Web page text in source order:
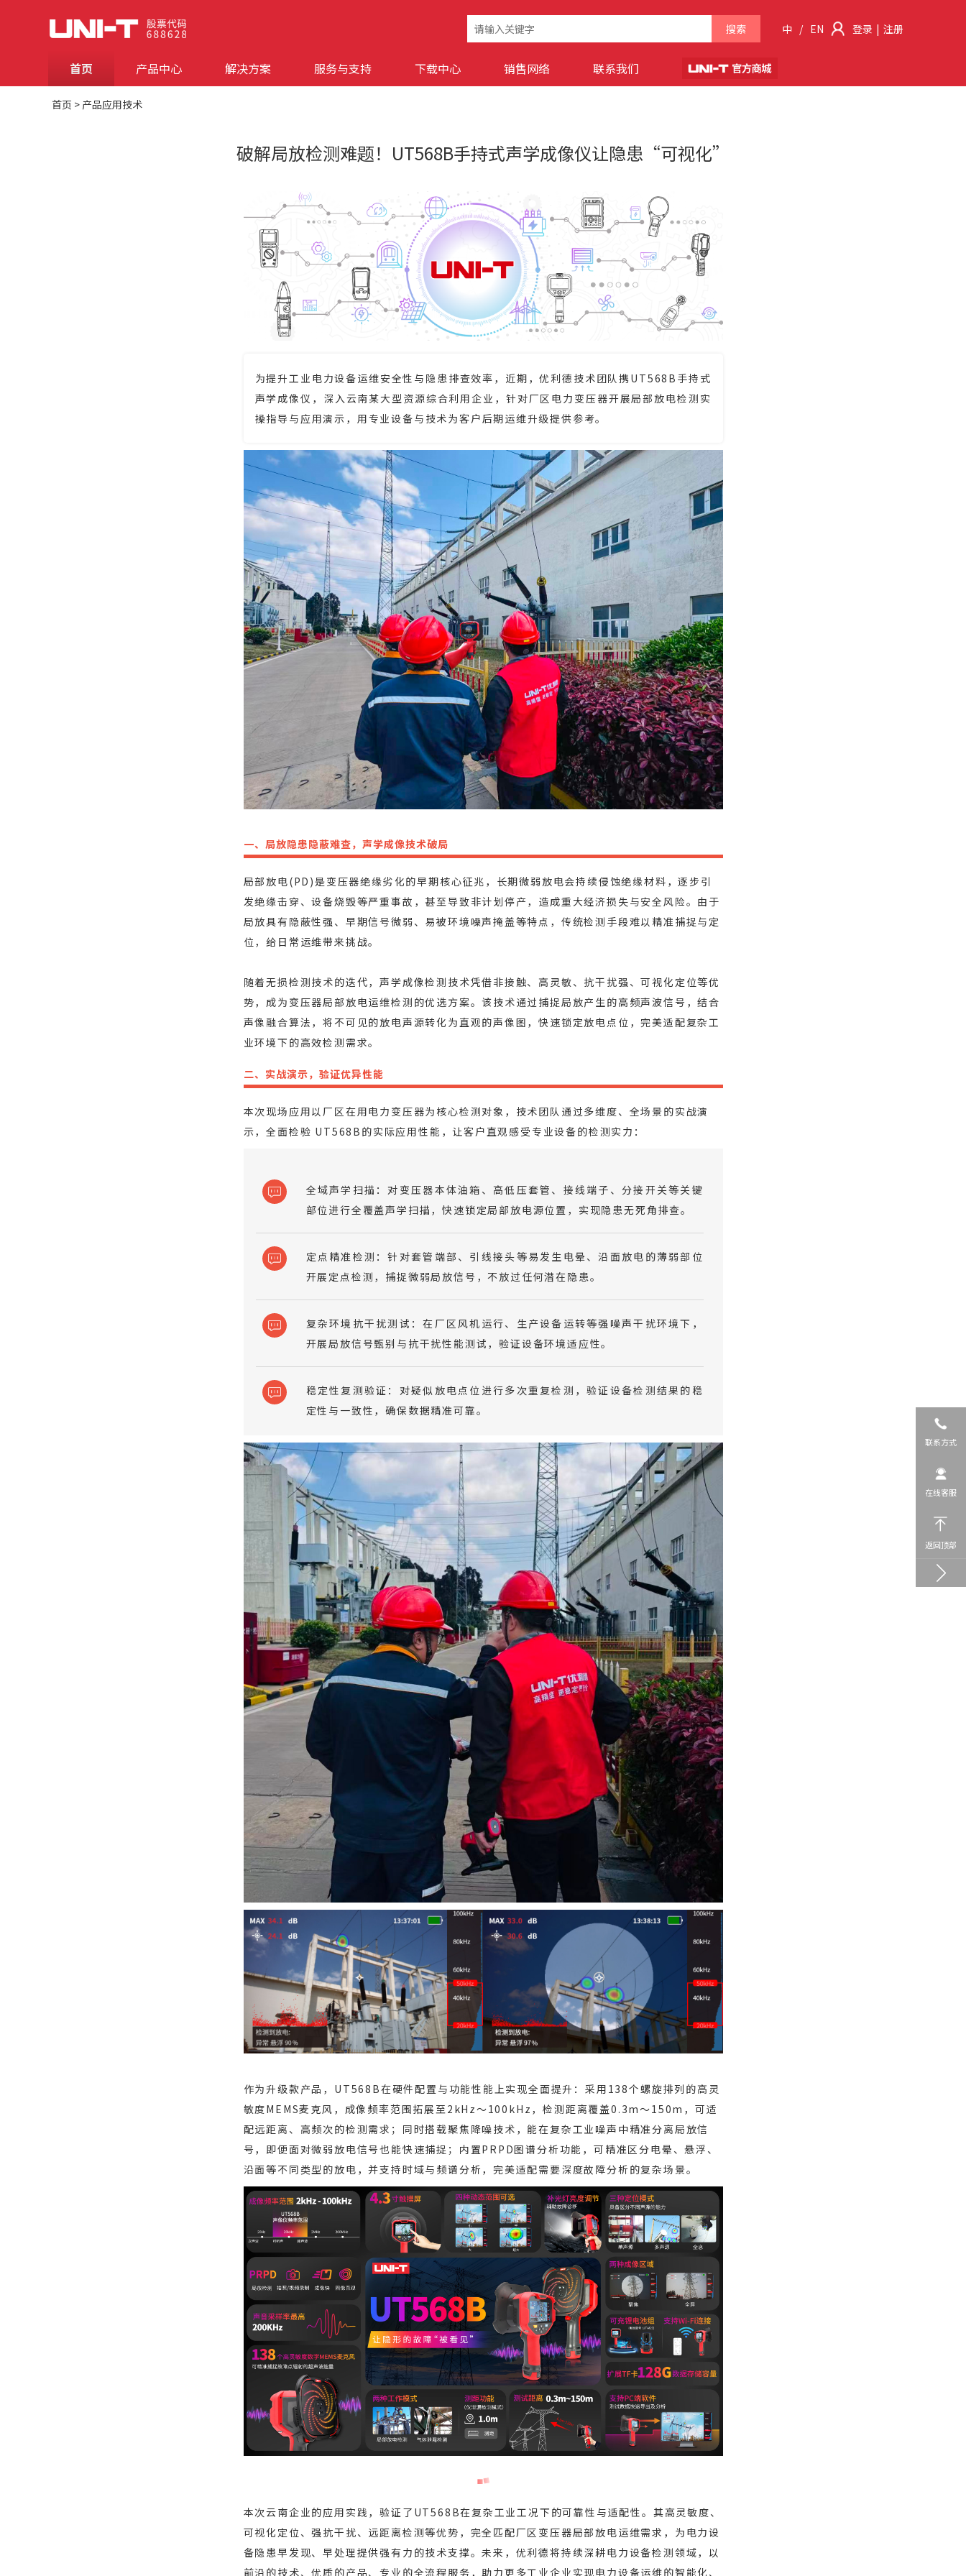
搜索 中 / EN 登录 | 注册
首页 产品中心 解决方案 服务与支持 下载中心 销售网络 联系我们
首页 > 产品应用技术
破解局放检测难题！UT568B手持式声学成像仪让隐患“可视化”
为提升工业电力设备运维安全性与隐患排查效率，近期，优利德技术团队携UT568B手持式
声学成像仪，深入云南某大型资源综合利用企业，针对厂区电力变压器开展局部放电检测实
操指导与应用演示，用专业设备与技术为客户后期运维升级提供参考。
一、局放隐患隐蔽难查，声学成像技术破局
局部放电(PD)是变压器绝缘劣化的早期核心征兆，长期微弱放电会持续侵蚀绝缘材料，逐步引
发绝缘击穿、设备烧毁等严重事故，甚至导致非计划停产，造成重大经济损失与安全风险。由于
局放具有隐蔽性强、早期信号微弱、易被环境噪声掩盖等特点，传统检测手段难以精准捕捉与定
位，给日常运维带来挑战。
随着无损检测技术的迭代，声学成像检测技术凭借非接触、高灵敏、抗干扰强、可视化定位等优
势，成为变压器局部放电运维检测的优选方案。该技术通过捕捉局放产生的高频声波信号，结合
声像融合算法，将不可见的放电声源转化为直观的声像图，快速锁定放电点位，完美适配复杂工
业环境下的高效检测需求。
二、实战演示，验证优异性能
本次现场应用以厂区在用电力变压器为核心检测对象，技术团队通过多维度、全场景的实战演
示，全面检验 UT568B的实际应用性能，让客户直观感受专业设备的检测实力：
全域声学扫描：对变压器本体油箱、高低压套管、接线端子、分接开关等关键
部位进行全覆盖声学扫描，快速锁定局部放电源位置，实现隐患无死角排查。
定点精准检测：针对套管端部、引线接头等易发生电晕、沿面放电的薄弱部位
开展定点检测，捕捉微弱局放信号，不放过任何潜在隐患。
复杂环境抗干扰测试：在厂区风机运行、生产设备运转等强噪声干扰环境下，
开展局放信号甄别与抗干扰性能测试，验证设备环境适应性。
稳定性复测验证：对疑似放电点位进行多次重复检测，验证设备检测结果的稳
定性与一致性，确保数据精准可靠。
作为升级款产品，UT568B在硬件配置与功能性能上实现全面提升：采用138个螺旋排列的高灵
敏度MEMS麦克风，成像频率范围拓展至2kHz～100kHz，检测距离覆盖0.3m～150m，可适
配远距离、高频次的检测需求；同时搭载聚焦降噪技术，能在复杂工业噪声中精准分离局放信
号，即便面对微弱放电信号也能快速捕捉；内置PRPD图谱分析功能，可精准区分电晕、悬浮、
沿面等不同类型的放电，并支持时域与频谱分析，完美适配需要深度故障分析的复杂场景。
本次云南企业的应用实践，验证了UT568B在复杂工业工况下的可靠性与适配性。其高灵敏度、
可视化定位、强抗干扰、远距离检测等优势，完全匹配厂区变压器局部放电运维需求，为电力设
备隐患早发现、早处理提供强有力的技术支撑。未来，优利德将持续深耕电力设备检测领域，以
前沿的技术、优质的产品、专业的全流程服务，助力更多工业企业实现电力设备运维的智能化、
联系方式
在线客服
返回顶部